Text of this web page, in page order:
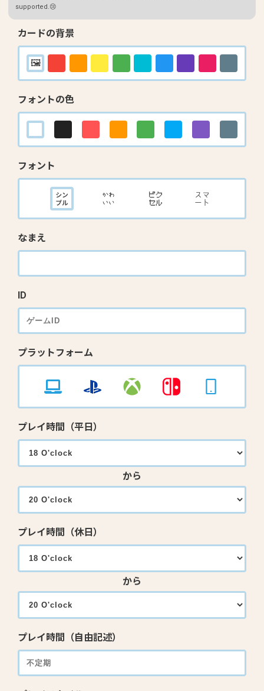
supported.😢
カードの背景
フォントの色
フォント
なまえ
ID
プラットフォーム
プレイ時間（平日）
から
プレイ時間（休日）
から
プレイ時間（自由記述）